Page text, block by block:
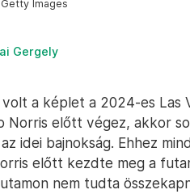
Images
Gergely
a képlet a 2024-es Las
Norris előtt végez, akkor
idei bajnokság. Ehhez
előtt kezdte meg a
nem tudta